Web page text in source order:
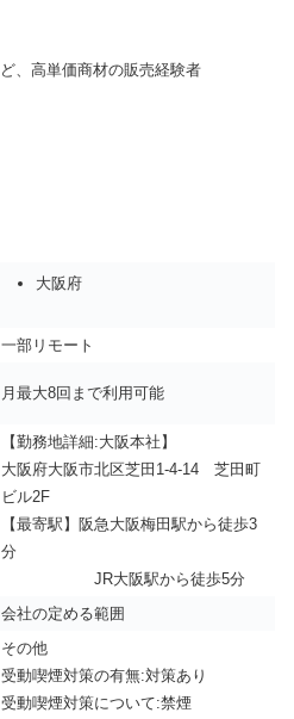
、高単価商材の販売経験者
大阪府
一部リモート
月最大8回まで利用可能
【勤務地詳細:大阪本社】
大阪府大阪市北区芝田1-4-14 芝田町
ビル2F
【最寄駅】阪急大阪梅田駅から徒歩3
分
JR大阪駅から徒歩5分
会社の定める範囲
その他
受動喫煙対策の有無:対策あり
受動喫煙対策について:禁煙